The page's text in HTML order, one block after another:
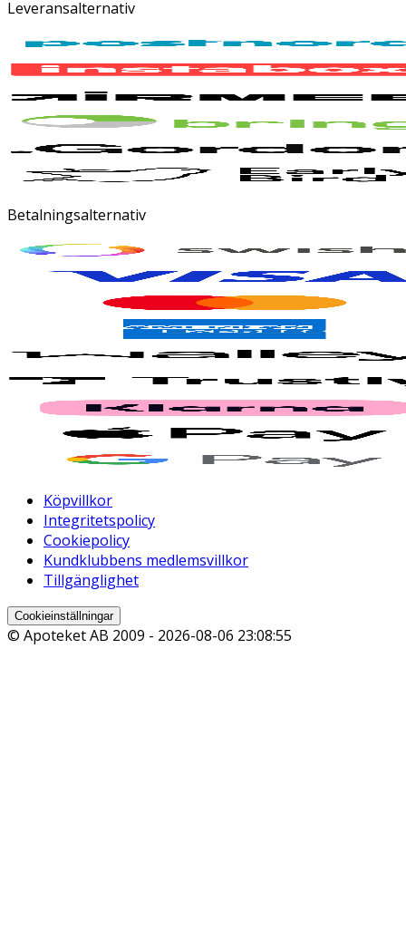
Leveransalternativ
Betalningsalternativ
Köpvillkor
Integritetspolicy
Cookiepolicy
Kundklubbens medlemsvillkor
Tillgänglighet
Cookieinställningar
© Apoteket AB 2009 - 2026-08-06 23:08:55